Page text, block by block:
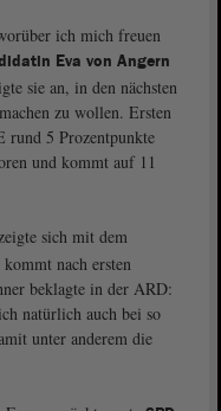
ich mich freuen
Eva von Angern
sie an, in den nächsten
zu wollen. Ersten
rund 5 Prozentpunkte
und kommt auf 11
zeigte sich mit dem
nach ersten
beklagte in der ARD:
natürlich auch bei so
unter anderem die